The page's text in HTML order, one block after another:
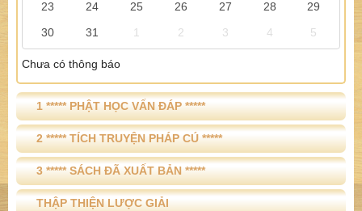
23
24 25 26 27 28
29
30
31 1 2 3 4 5
Chưa có thông báo
1 ***** PHẬT HỌC VẤN ĐÁP *****
2 ***** TÍCH TRUYỆN PHÁP CÚ *****
3 ***** SÁCH ĐÃ XUẤT BẢN *****
THẬP THIỆN LƯỢC GIẢI